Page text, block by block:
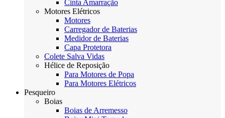
Cinta Amarração
Motores Elétricos
Motores
Carregador de Baterias
Medidor de Baterias
Capa Protetora
Colete Salva Vidas
Hélice de Reposição
Para Motores de Popa
Para Motores Elétricos
Pesqueiro
Boias
Boias de Arremesso